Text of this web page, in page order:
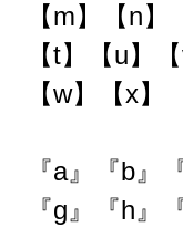
【m】【n】
【t】【u】
【w】【x】
『a』『b』
『g』『h』